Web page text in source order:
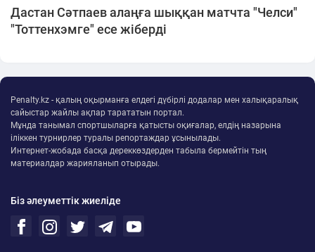
Дастан Сәтпаев алаңға шыққан матчта "Челси"
"Тоттенхэмге" есе жіберді
Penalty.kz - қалың оқырманға елдегі дүбірлі додалар мен халықаралық
сайыстар жайлы ақпар тарататын портал.
Мұнда танымал спортшыларға қатысты оқиғалар, елдің назарына
іліккен турнирлер туралы репортаждар ұсынылады.
Интернет-жобада басқа дереккөздерден табыла бермейтін тың
материалдар жарияланып отырады.
Біз әлеуметтік жиеліде